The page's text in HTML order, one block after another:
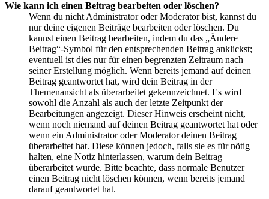
Wie kann ich einen Beitrag bearbeiten oder löschen?
Wenn du nicht Administrator oder Moderator bist, kannst du
nur deine eigenen Beiträge bearbeiten oder löschen. Du
kannst einen Beitrag bearbeiten, indem du das „Ändere
Beitrag“-Symbol für den entsprechenden Beitrag anklickst;
eventuell ist dies nur für einen begrenzten Zeitraum nach
seiner Erstellung möglich. Wenn bereits jemand auf deinen
Beitrag geantwortet hat, wird dein Beitrag in der
Themenansicht als überarbeitet gekennzeichnet. Es wird
sowohl die Anzahl als auch der letzte Zeitpunkt der
Bearbeitungen angezeigt. Dieser Hinweis erscheint nicht,
wenn noch niemand auf deinen Beitrag geantwortet hat oder
wenn ein Administrator oder Moderator deinen Beitrag
überarbeitet hat. Diese können jedoch, falls sie es für nötig
halten, eine Notiz hinterlassen, warum dein Beitrag
überarbeitet wurde. Bitte beachte, dass normale Benutzer
einen Beitrag nicht löschen können, wenn bereits jemand
darauf geantwortet hat.